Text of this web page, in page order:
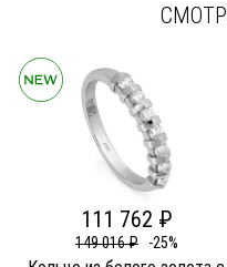
111 762 ₽
149 016 ₽ -25%